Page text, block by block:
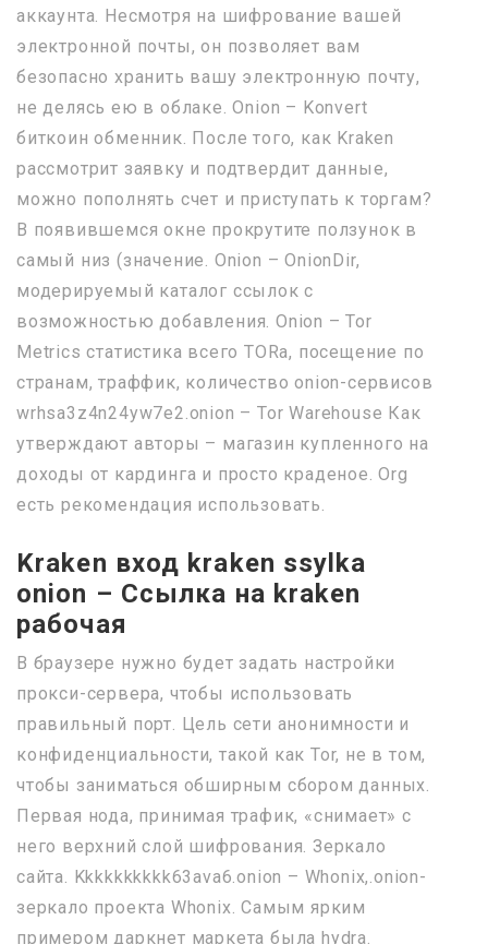
аккаунта. Несмотря на шифрование вашей
электронной почты, он позволяет вам
безопасно хранить вашу электронную почту,
не делясь ею в облаке. Onion – Konvert
биткоин обменник. После того, как Kraken
рассмотрит заявку и подтвердит данные,
можно пополнять счет и приступать к торгам?
В появившемся окне прокрутите ползунок в
самый низ (значение. Onion – OnionDir,
модерируемый каталог ссылок с
возможностью добавления. Onion – Tor
Metrics статистика всего TORа, посещение по
странам, траффик, количество onion-сервисов
wrhsa3z4n24yw7e2.onion – Tor Warehouse Как
утверждают авторы – магазин купленного на
доходы от кардинга и просто краденое. Org
есть рекомендация использовать.
Kraken вход kraken ssylka
onion – Ссылка на kraken
рабочая
В браузере нужно будет задать настройки
прокси-сервера, чтобы использовать
правильный порт. Цель сети анонимности и
конфиденциальности, такой как Tor, не в том,
чтобы заниматься обширным сбором данных.
Первая нода, принимая трафик, «снимает» с
него верхний слой шифрования. Зеркало
сайта. Kkkkkkkkkk63ava6.onion – Whonix,.onion-
зеркало проекта Whonix. Самым ярким
примером даркнет маркета была hydra.